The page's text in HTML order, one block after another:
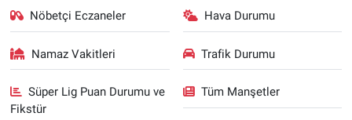
Nöbetçi Eczaneler Hava Durumu
Namaz Vakitleri Trafik Durumu
Süper Lig Puan Durumu ve
Fikstür
Tüm Manşetler